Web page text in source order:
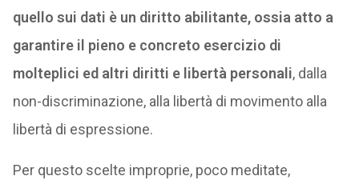
quello sui dati è un diritto abilitante, ossia atto a
garantire il pieno e concreto esercizio di
molteplici ed altri diritti e libertà personali, dalla
non-discriminazione, alla libertà di movimento alla
libertà di espressione.
Per questo scelte improprie, poco meditate,